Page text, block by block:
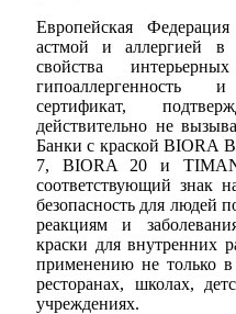
Европейская
астмой и аллергией в
свойства
сертификат,
действительно не
Банки с краской BIORA
7, BIORA 20 и
соответствующий знак
безопасность для людей
реакциям и
краски для
применению не только
ресторанах, школах,
учреждениях.